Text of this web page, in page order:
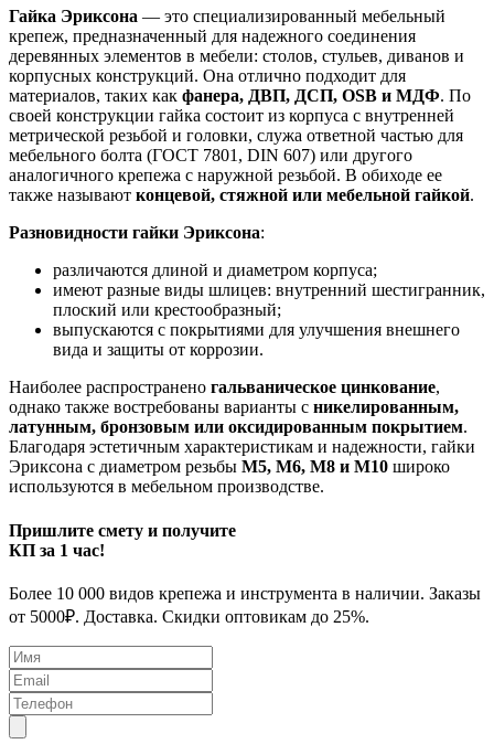
Гайка Эриксона — это специализированный мебельный
крепеж, предназначенный для надежного соединения
деревянных элементов в мебели: столов, стульев, диванов и
корпусных конструкций. Она отлично подходит для
материалов, таких как фанера, ДВП, ДСП, OSB и МДФ. По
своей конструкции гайка состоит из корпуса с внутренней
метрической резьбой и головки, служа ответной частью для
мебельного болта (ГОСТ 7801, DIN 607) или другого
аналогичного крепежа с наружной резьбой. В обиходе ее
также называют концевой, стяжной или мебельной гайкой.
Разновидности гайки Эриксона:
различаются длиной и диаметром корпуса;
имеют разные виды шлицев: внутренний шестигранник,
плоский или крестообразный;
выпускаются с покрытиями для улучшения внешнего
вида и защиты от коррозии.
Наиболее распространено гальваническое цинкование,
однако также востребованы варианты с никелированным,
латунным, бронзовым или оксидированным покрытием.
Благодаря эстетичным характеристикам и надежности, гайки
Эриксона с диаметром резьбы М5, М6, М8 и М10 широко
используются в мебельном производстве.
Пришлите смету и получите
КП за 1 час!
Более 10 000 видов крепежа и инструмента в наличии. Заказы
от 5000₽. Доставка. Скидки оптовикам до 25%.